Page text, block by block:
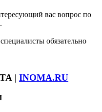
вас вопрос по
обязательно
| INOMA.RU